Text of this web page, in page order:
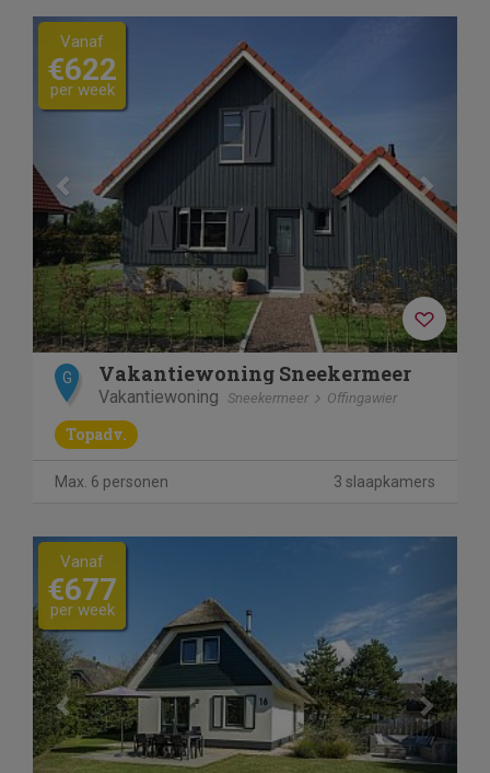
Previous
Vanaf
€622
per week
G Vakantiewoning Sneekermeer
Vakantiewoning Sneekermeer Offingawier
Topadv.
Max. 6 personen 3 slaapkamers
Previous
Vanaf
€677
per week